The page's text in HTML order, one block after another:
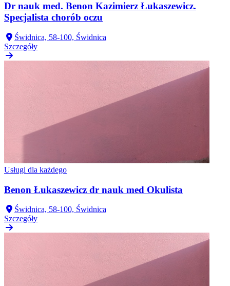
Dr nauk med. Benon Kazimierz Łukaszewicz.
Specjalista chorób oczu
Świdnica, 58-100, Świdnica
Szczegóły
Usługi dla każdego
Benon Łukaszewicz dr nauk med Okulista
Świdnica, 58-100, Świdnica
Szczegóły